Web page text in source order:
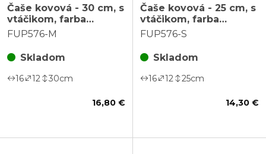
Čaše kovová - 30 cm, s
vtáčikom, farba
medená
FUP576-M
Skladom
16 12 30cm
16,80 €
Čaše kovová - 25 cm, s
vtáčikom, farba
medená
FUP576-S
Skladom
16 12 25cm
14,30 €